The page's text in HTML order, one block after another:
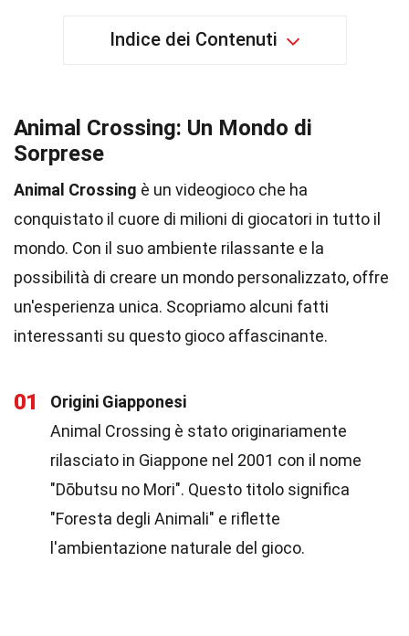
Indice dei Contenuti
Animal Crossing: Un Mondo di
Sorprese
Animal Crossing è un videogioco che ha
conquistato il cuore di milioni di giocatori in tutto il
mondo. Con il suo ambiente rilassante e la
possibilità di creare un mondo personalizzato, offre
un'esperienza unica. Scopriamo alcuni fatti
interessanti su questo gioco affascinante.
01
Origini Giapponesi
Animal Crossing è stato originariamente
rilasciato in Giappone nel 2001 con il nome
"Dōbutsu no Mori". Questo titolo significa
"Foresta degli Animali" e riflette
l'ambientazione naturale del gioco.